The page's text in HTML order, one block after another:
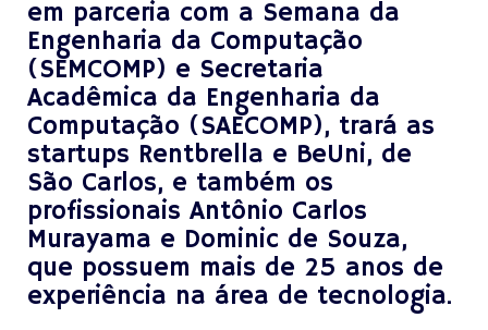
em parceria com a Semana da
Engenharia da Computação
(SEMCOMP) e Secretaria
Acadêmica da Engenharia da
Computação (SAECOMP), trará as
startups Rentbrella e BeUni, de
São Carlos, e também os
profissionais Antônio Carlos
Murayama e Dominic de Souza,
que possuem mais de 25 anos de
experiência na área de tecnologia.